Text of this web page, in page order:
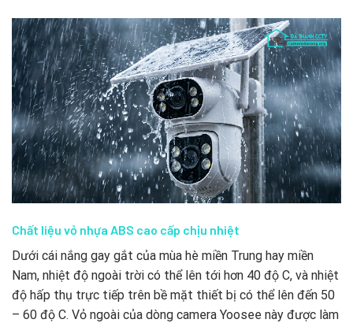
Chất liệu vỏ nhựa ABS cao cấp chịu nhiệt
Dưới cái nắng gay gắt của mùa hè miền Trung hay miền
Nam, nhiệt độ ngoài trời có thể lên tới hơn 40 độ C, và nhiệt
độ hấp thụ trực tiếp trên bề mặt thiết bị có thể lên đến 50
– 60 độ C. Vỏ ngoài của dòng camera Yoosee này được làm